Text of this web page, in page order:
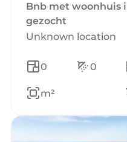
Bnb met woonhuis
gezocht
Unknown location
0 0
m²